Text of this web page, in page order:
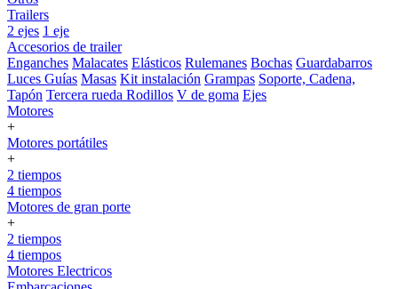
Trailers
2 ejes 1 eje
Accesorios de trailer
Enganches Malacates Elásticos Rulemanes Bochas Guardabarros
Luces Guías Masas Kit instalación Grampas Soporte, Cadena,
Tapón Tercera rueda Rodillos V de goma Ejes
Motores
+
Motores portátiles
+
2 tiempos
4 tiempos
Motores de gran porte
+
2 tiempos
4 tiempos
Motores Electricos